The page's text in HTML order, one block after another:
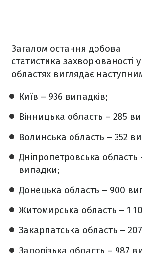
Загалом остання добова
статистика захворюваності
областях виглядає
Київ – 936 випадків;
Вінницька область – 285
Волинська область – 352
Дніпропетровська область
випадки;
Донецька область – 900
Житомирська область – 1
Закарпатська область –
Запорізька область – 987